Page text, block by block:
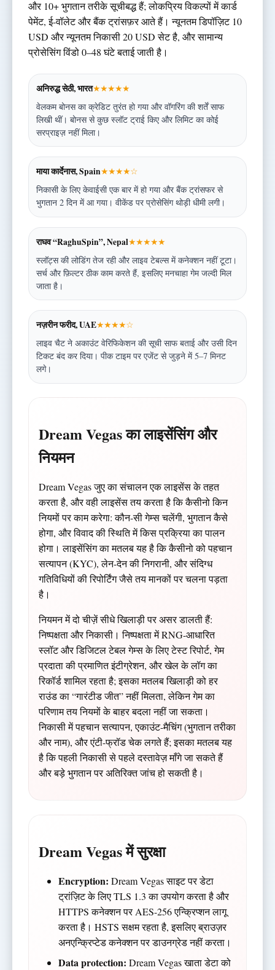
और 10+ भुगतान तरीके सूचीबद्ध हैं; लोकप्रिय विकल्पों में कार्ड
पेमेंट, ई-वॉलेट और बैंक ट्रांसफ़र आते हैं। न्यूनतम डिपॉज़िट 10
USD और न्यूनतम निकासी 20 USD सेट है, और सामान्य
प्रोसेसिंग विंडो 0–48 घंटे बताई जाती है।
अनिरुद्ध सेठी, भारत★★★★★
वेलकम बोनस का क्रेडिट तुरंत हो गया और वॉगरिंग की शर्तें साफ
लिखी थीं। बोनस से कुछ स्लॉट ट्राई किए और लिमिट का कोई
सरप्राइज़ नहीं मिला।
माया कार्देनास, Spain★★★★☆
निकासी के लिए केवाईसी एक बार में हो गया और बैंक ट्रांसफर से
भुगतान 2 दिन में आ गया। वीकेंड पर प्रोसेसिंग थोड़ी धीमी लगी।
राघव “RaghuSpin”, Nepal★★★★★
स्लॉट्स की लोडिंग तेज रही और लाइव टेबल्स में कनेक्शन नहीं टूटा।
सर्च और फ़िल्टर ठीक काम करते हैं, इसलिए मनचाहा गेम जल्दी मिल
जाता है।
नज़रीन फरीद, UAE★★★★☆
लाइव चैट ने अकाउंट वेरिफिकेशन की सूची साफ बताई और उसी दिन
टिकट बंद कर दिया। पीक टाइम पर एजेंट से जुड़ने में 5–7 मिनट
लगे।
Dream Vegas का लाइसेंसिंग और
नियमन
Dream Vegas जुए का संचालन एक लाइसेंस के तहत
करता है, और वही लाइसेंस तय करता है कि कैसीनो किन
नियमों पर काम करेगा: कौन-सी गेम्स चलेंगी, भुगतान कैसे
होगा, और विवाद की स्थिति में किस प्रक्रिया का पालन
होगा। लाइसेंसिंग का मतलब यह है कि कैसीनो को पहचान
सत्यापन (KYC), लेन-देन की निगरानी, और संदिग्ध
गतिविधियों की रिपोर्टिंग जैसे तय मानकों पर चलना पड़ता
है।
नियमन में दो चीज़ें सीधे खिलाड़ी पर असर डालती हैं:
निष्पक्षता और निकासी। निष्पक्षता में RNG-आधारित
स्लॉट और डिजिटल टेबल गेम्स के लिए टेस्ट रिपोर्ट, गेम
प्रदाता की प्रमाणित इंटीग्रेशन, और खेल के लॉग का
रिकॉर्ड शामिल रहता है; इसका मतलब खिलाड़ी को हर
राउंड का “गारंटीड जीत” नहीं मिलता, लेकिन गेम का
परिणाम तय नियमों के बाहर बदला नहीं जा सकता।
निकासी में पहचान सत्यापन, एकाउंट-मैचिंग (भुगतान तरीका
और नाम), और एंटी-फ्रॉड चेक लगते हैं; इसका मतलब यह
है कि पहली निकासी से पहले दस्तावेज़ माँगे जा सकते हैं
और बड़े भुगतान पर अतिरिक्त जांच हो सकती है।
Dream Vegas में सुरक्षा
Encryption: Dream Vegas साइट पर डेटा
ट्रांज़िट के लिए TLS 1.3 का उपयोग करता है और
HTTPS कनेक्शन पर AES-256 एन्क्रिप्शन लागू
करता है। HSTS सक्षम रहता है, इसलिए ब्राउज़र
अनएन्क्रिप्टेड कनेक्शन पर डाउनग्रेड नहीं करता।
Data protection: Dream Vegas खाता डेटा को